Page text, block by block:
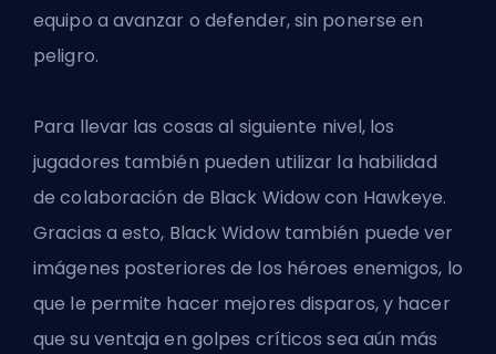
equipo a avanzar o defender, sin ponerse en
peligro.
Para llevar las cosas al siguiente nivel, los
jugadores también pueden utilizar la habilidad
de colaboración de Black Widow con Hawkeye.
Gracias a esto, Black Widow también puede ver
imágenes posteriores de los héroes enemigos, lo
que le permite hacer mejores disparos, y hacer
que su ventaja en golpes críticos sea aún más